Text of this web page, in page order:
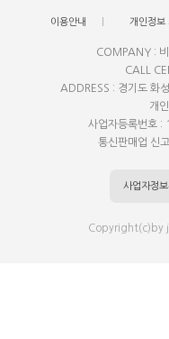
이용안내 개인정보
COMPANY :
CALL
ADDRESS : 경기도 화
개
사업자등록번호
통신판매업 신
사업자정보
Copyright(c)by